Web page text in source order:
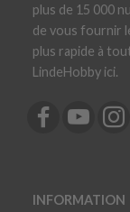
plus de 15 000
de vous fournir
plus rapide à
LindeHobby ici.
INFORMATION